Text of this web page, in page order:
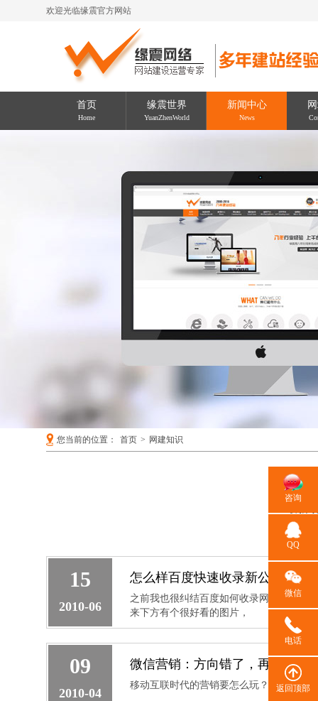
欢迎光临缘震官方网站
首页
Home
缘震世界
YuanZhenWorld
新闻中心
News
您当前的位置： 首页 > 网建知识
15
2010-06
怎么样百度快速收录新公司网站
之前我也很纠结百度如何收录网站的logo
来下方有个很好看的图片，
09
2010-04
微信营销：方向错了，再努力也
移动互联时代的营销要怎么玩？很多企业
咨询
QQ
微信
电话
返回顶部